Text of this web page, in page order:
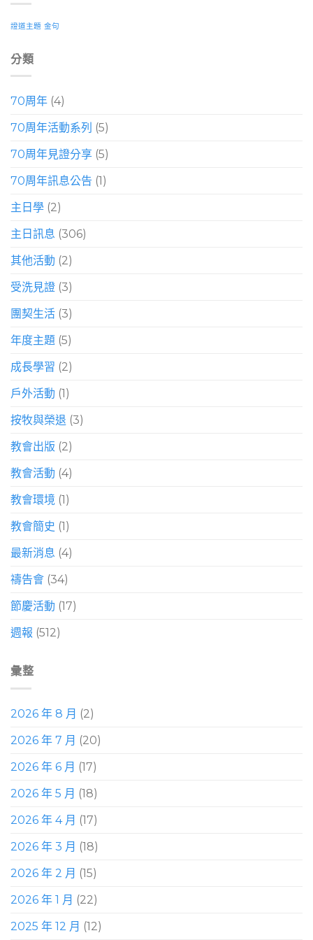
證道主題 金句
分類
70周年 (4)
70周年活動系列 (5)
70周年見證分享 (5)
70周年訊息公告 (1)
主日學 (2)
主日訊息 (306)
其他活動 (2)
受洗見證 (3)
團契生活 (3)
年度主題 (5)
成長學習 (2)
戶外活動 (1)
按牧與榮退 (3)
教會出版 (2)
教會活動 (4)
教會環境 (1)
教會簡史 (1)
最新消息 (4)
禱告會 (34)
節慶活動 (17)
週報 (512)
彙整
2026 年 8 月 (2)
2026 年 7 月 (20)
2026 年 6 月 (17)
2026 年 5 月 (18)
2026 年 4 月 (17)
2026 年 3 月 (18)
2026 年 2 月 (15)
2026 年 1 月 (22)
2025 年 12 月 (12)